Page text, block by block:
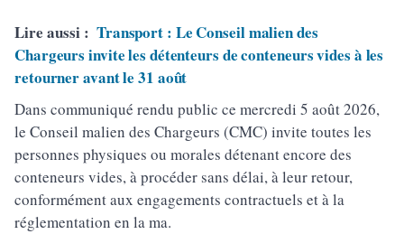
Lire aussi : Transport : Le Conseil malien des
Chargeurs invite les détenteurs de conteneurs vides à les
retourner avant le 31 août
Dans communiqué rendu public ce mercredi 5 août 2026,
le Conseil malien des Chargeurs (CMC) invite toutes les
personnes physiques ou morales détenant encore des
conteneurs vides, à procéder sans délai, à leur retour,
conformément aux engagements contractuels et à la
réglementation en la ma.